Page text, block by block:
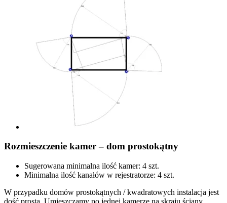
Rozmieszczenie kamer – dom prostokątny
Sugerowana minimalna ilość kamer: 4 szt.
Minimalna ilość kanałów w rejestratorze: 4 szt.
W przypadku domów prostokątnych / kwadratowych instalacja jest
dość prosta. Umieszczamy po jednej kamerze na skraju ściany